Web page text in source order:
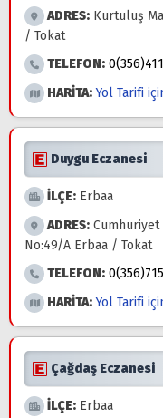
ADRES: Kurtuluş
/ Tokat
TELEFON:
HARİTA: Yol Tarifi
Duygu Eczanesi
İLÇE: Erbaa
ADRES: Cumhuriyet
No:49/A Erbaa / Tokat
TELEFON:
HARİTA: Yol Tarifi
Çağdaş Eczanesi
İLÇE: Erbaa